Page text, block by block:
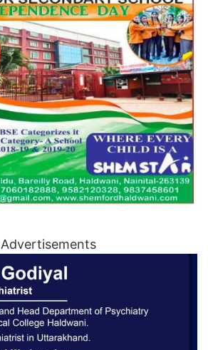
Advertisements